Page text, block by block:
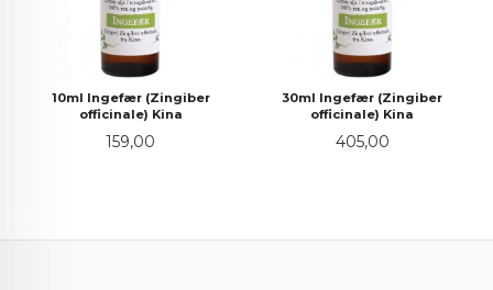
10ml Ingefær (Zingiber
officinale) Kina
Pris
159,00
30ml Ingefær (Zingiber
officinale) Kina
Pris
405,00